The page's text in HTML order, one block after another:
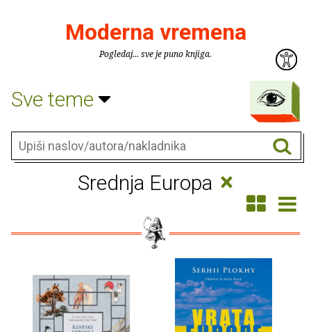
Moderna vremena
Pogledaj... sve je puno knjiga.
Sve teme
Srednja Europa ×